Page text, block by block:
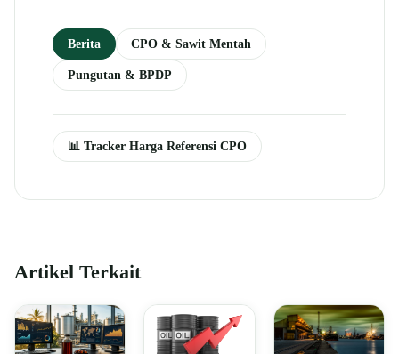
Berita CPO & Sawit Mentah
Pungutan & BPDP
📊 Tracker Harga Referensi CPO
Artikel Terkait